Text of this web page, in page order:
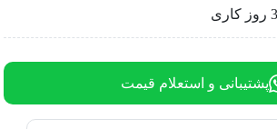
پشتیبانی و استعلام قیمت